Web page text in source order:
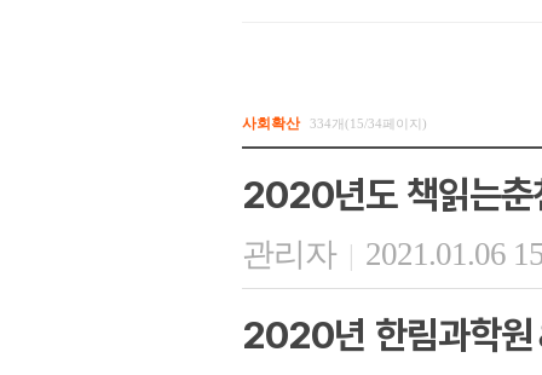
사회확산 334개(15/34페이지)
2020년도 책읽는춘
관리자 | 2021.01.06
2020년 한림과학원